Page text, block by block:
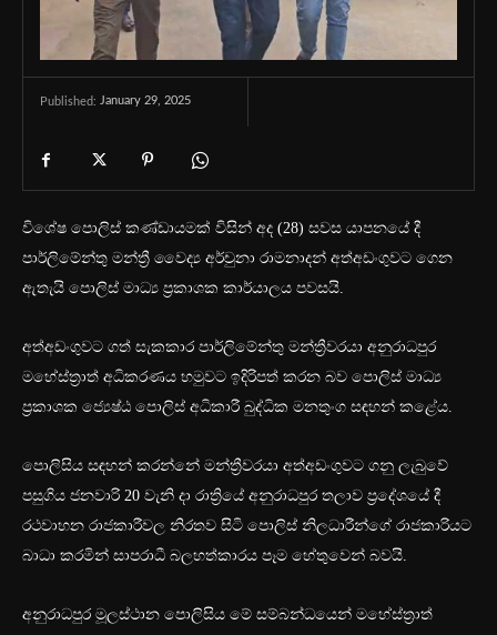
Published: January 29, 2025
විශේෂ පොලිස් කණ්ඩායමක් විසින් අද (28) සවස යාපනයේ දී
පාර්ලිමේන්තු මන්ත්‍රී වෛද්‍ය අර්චුනා රාමනාදන් අත්අඩංගුවට ගෙන
ඇතැයි පොලිස් මාධ්‍ය ප්‍රකාශක කාර්යාලය පවසයි.
අත්අඩංගුවට ගත් සැකකාර පාර්ලිමේන්තු මන්ත්‍රීවරයා අනුරාධපුර
මහේස්ත්‍රාත් අධිකරණය හමුවට ඉදිරිපත් කරන බව පොලිස් මාධ්‍ය
ප්‍රකාශක ජ්‍යෙෂ්ඨ පොලිස් අධිකාරී බුද්ධික මනතුංග සඳහන් කළේය.
පොලිසිය සඳහන් කරන්නේ මන්ත්‍රීවරයා අත්අඩංගුවට ගනු ලැබුවේ
පසුගිය ජනවාරි 20 වැනි දා රාත්‍රියේ අනුරාධපුර තලාව ප්‍රදේශයේ දී
රථවාහන රාජකාරීවල නිරතව සිටි පොලිස් නිලධාරීන්ගේ රාජකාරියට
බාධා කරමින් සාපරාධී බලහත්කාරය පෑම හේතුවෙන් බවයි.
අනුරාධපුර මූලස්ථාන පොලිසිය මේ සම්බන්ධයෙන් මහේස්ත්‍රාත්